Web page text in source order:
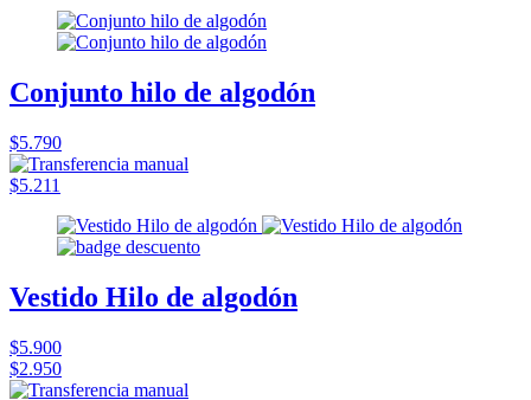
Conjunto hilo de algodón
$5.790
$5.211
Vestido Hilo de algodón
$5.900
$2.950